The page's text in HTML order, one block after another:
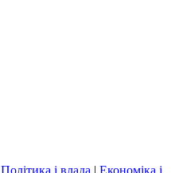
Політика і влада | Економіка і